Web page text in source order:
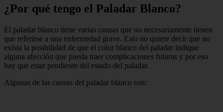
¿Por qué tengo el Paladar Blanco?
El paladar blanco tiene varias causas que no necesariamente tienen
que referirse a una enfermedad grave. Esto no quiere decir que no
exista la posibilidad de que el color blanco del paladar indique
alguna afección que pueda traer complicaciones futuras y por eso
hay que estar pendiente del estado del paladar.
Algunas de las causas del paladar blanco son: